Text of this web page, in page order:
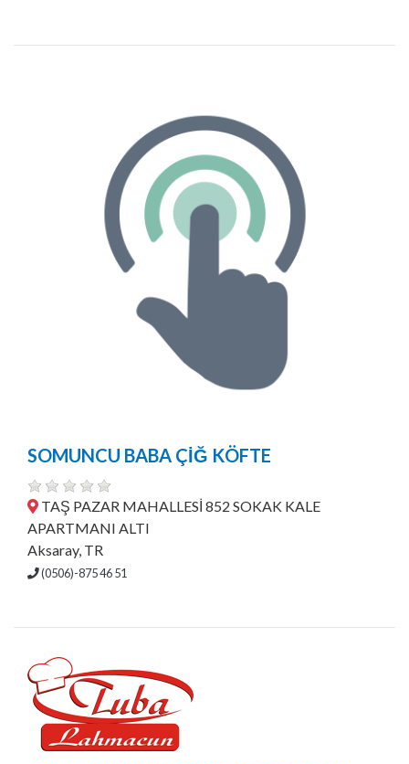
SOMUNCU BABA ÇİĞ KÖFTE
TAŞ PAZAR MAHALLESİ 852 SOKAK KALE
APARTMANI ALTI
Aksaray, TR
(0506)-875 46 51